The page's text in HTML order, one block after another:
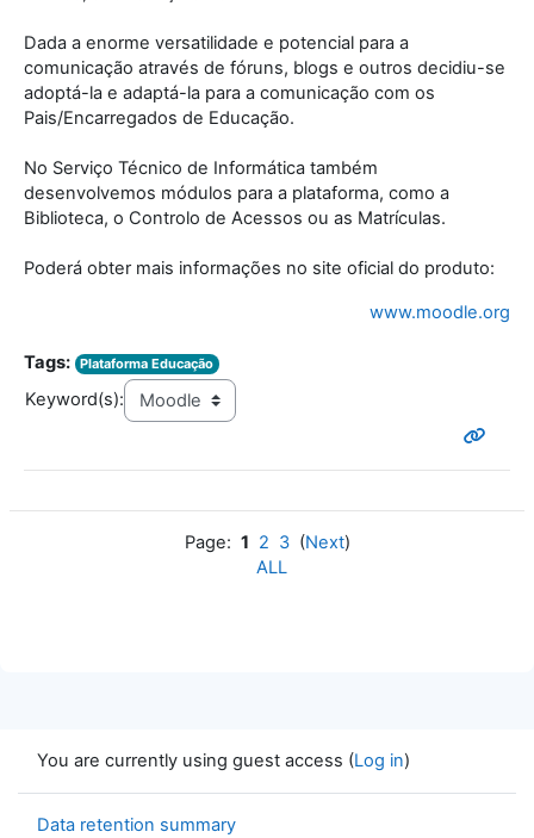
Dada a enorme versatilidade e potencial para a
comunicação através de fóruns, blogs e outros decidiu-se
adoptá-la e adaptá-la para a comunicação com os
Pais/Encarregados de Educação.
No Serviço Técnico de Informática também
desenvolvemos módulos para a plataforma, como a
Biblioteca, o Controlo de Acessos ou as Matrículas.
Poderá obter mais informações no site oficial do produto:
www.moodle.org
Tags: Plataforma Educação
Keyword(s):
Page: 1 2 3(Next)
ALL
You are currently using guest access (Log in)
Data retention summary